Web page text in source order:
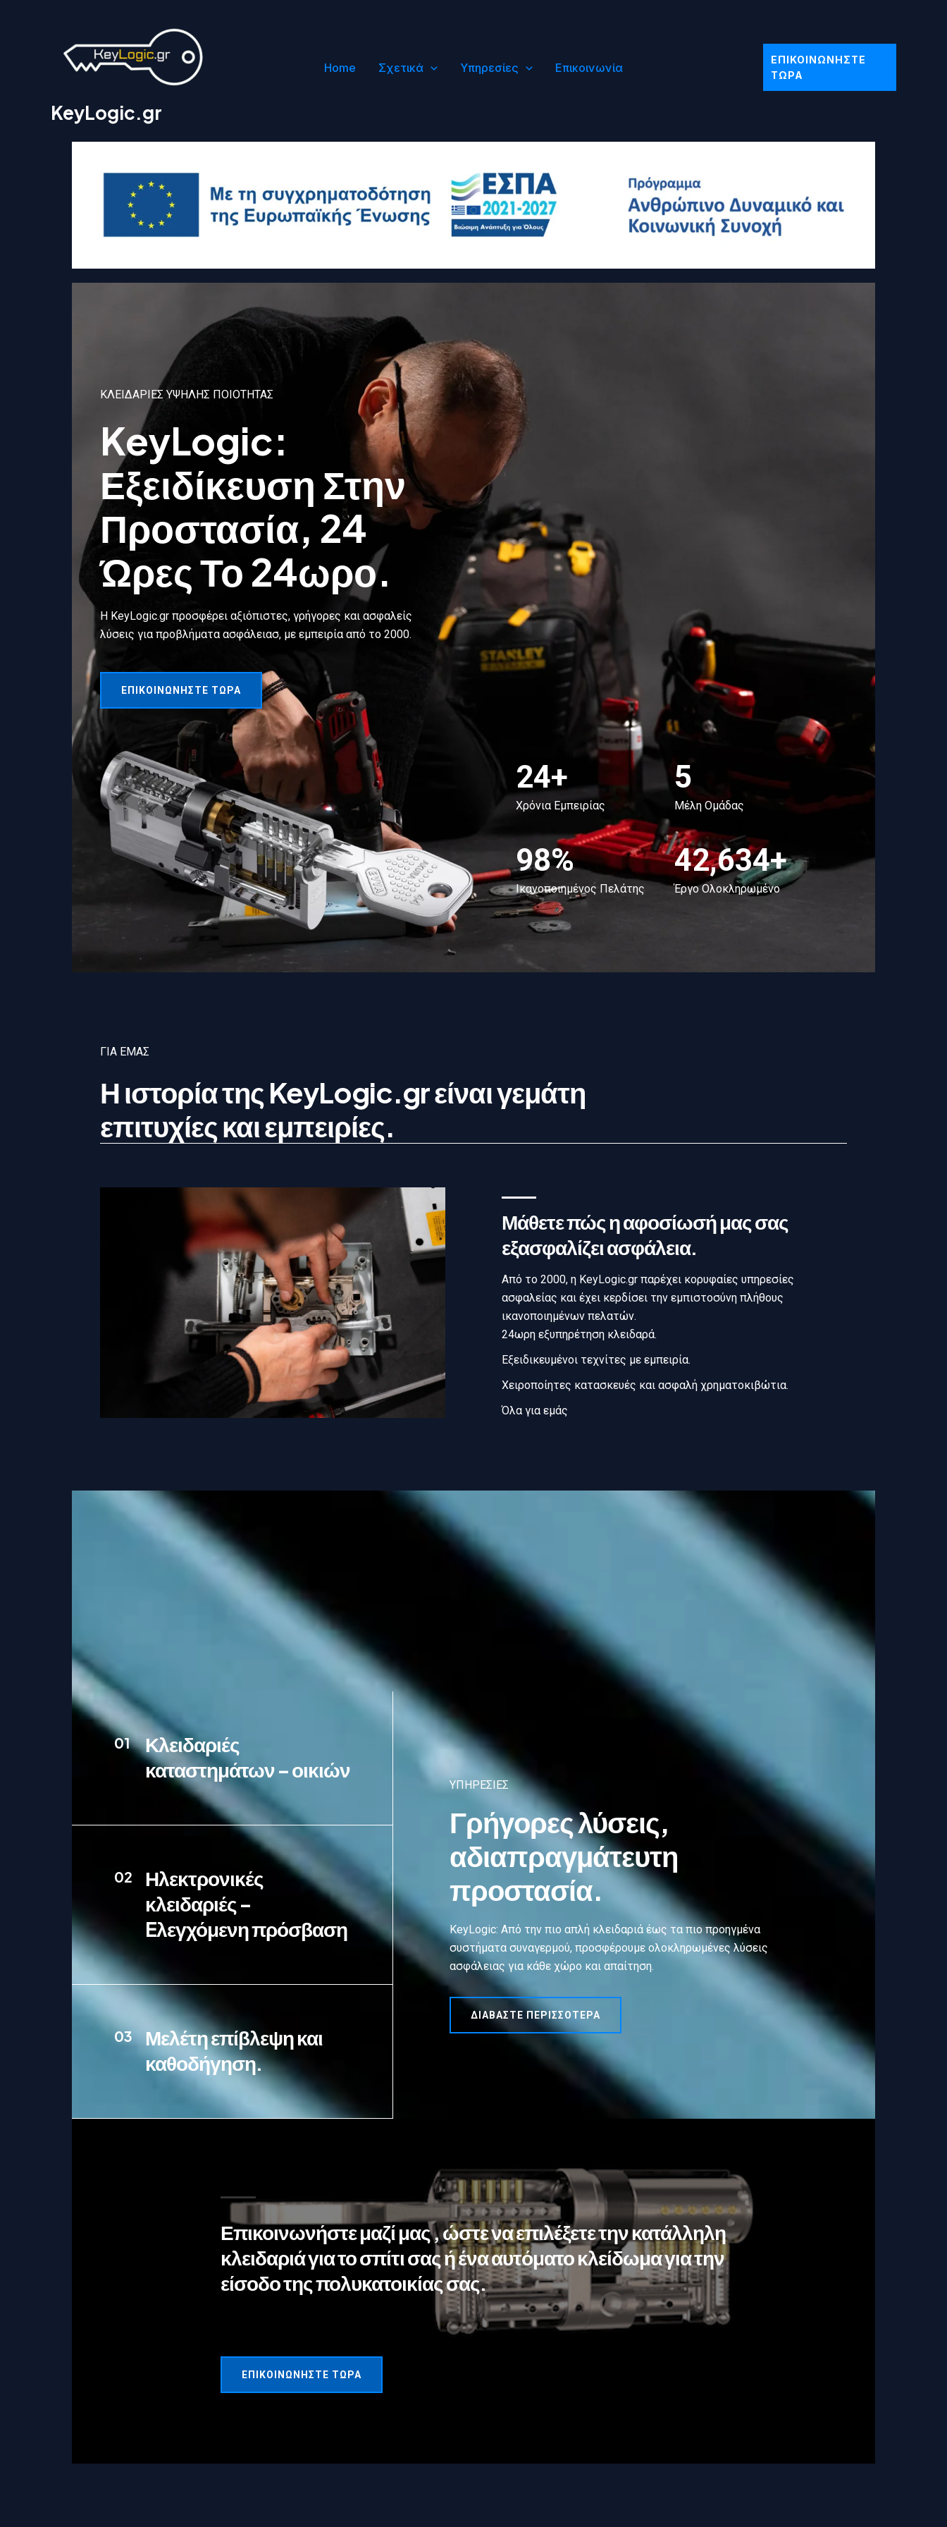
περιεχόμενο
KeyLogic.gr
Home Σχετικά Υπηρεσίες Επικοινωνία
ΕΠΙΚΟΙΝΩΝΉΣΤΕ
ΤΏΡΑ
ΚΛΕΙΔΑΡΙΈΣ ΥΨΗΛΉΣ ΠΟΙΌΤΗΤΑΣ
KeyLogic:
Εξειδίκευση Στην
Προστασία, 24
Ώρες Το 24ωρο.
Η KeyLogic.gr προσφέρει αξιόπιστες, γρήγορες και ασφαλείς
λύσεις για προβλήματα ασφάλειασ, με εμπειρία από το 2000.
ΕΠΙΚΟΙΝΩΝΉΣΤΕ ΤΏΡΑ
24+
Χρόνια Εμπειρίας
5
Μέλη Ομάδας
98%
Ικανοποιημένος Πελάτης
42,634+
Έργο Ολοκληρωμένο
ΓΙΑ ΕΜΆΣ
Η ιστορία της KeyLogic.gr είναι γεμάτη
επιτυχίες και εμπειρίες.
Μάθετε πώς η αφοσίωσή μας σας
εξασφαλίζει ασφάλεια.
Από το 2000, η KeyLogic.gr παρέχει κορυφαίες υπηρεσίες
ασφαλείας και έχει κερδίσει την εμπιστοσύνη πλήθους
ικανοποιημένων πελατών.
24ωρη εξυπηρέτηση κλειδαρά.
Εξειδικευμένοι τεχνίτες με εμπειρία.
Χειροποίητες κατασκευές και ασφαλή χρηματοκιβώτια.
Όλα για εμάς
01
Κλειδαριές
καταστημάτων – οικιών
02
Ηλεκτρονικές
κλειδαριές –
Eλεγχόμενη πρόσβαση
03
Μελέτη επίβλεψη και
καθοδήγηση.
ΥΠΗΡΕΣΊΕΣ
Γρήγορες λύσεις,
αδιαπραγμάτευτη
προστασία.
KeyLogic: Από την πιο απλή κλειδαριά έως τα πιο προηγμένα
συστήματα συναγερμού, προσφέρουμε ολοκληρωμένες λύσεις
ασφάλειας για κάθε χώρο και απαίτηση.
ΔΙΑΒΆΣΤΕ ΠΕΡΙΣΣΌΤΕΡΑ
Επικοινωνήστε μαζί μας , ώστε να επιλέξετε την κατάλληλη
κλειδαριά για το σπίτι σας ή ένα αυτόματο κλείδωμα για την
είσοδο της πολυκατοικίας σας.
ΕΠΙΚΟΙΝΩΝΉΣΤΕ ΤΏΡΑ